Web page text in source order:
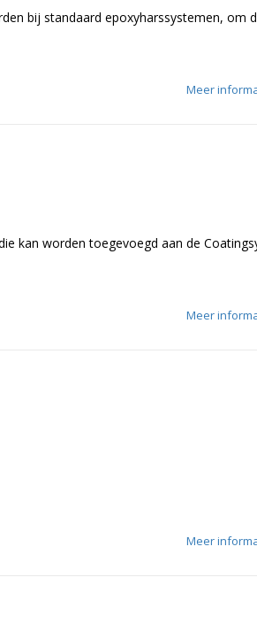
bij standaard epoxyharssystemen, om
Meer
kan worden toegevoegd aan de
Meer
Meer